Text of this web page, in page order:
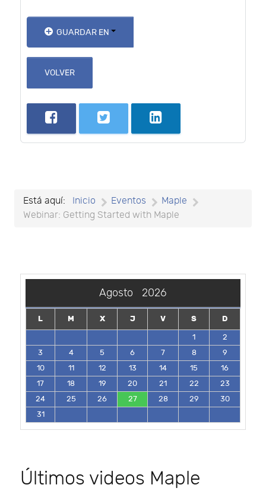
GUARDAR EN
VOLVER
Está aquí: Inicio Eventos
Maple
Webinar: Getting Started with Maple
Agosto 2026
L M X J V S
D
1
2
3
4 5 6 7 8
9
10
11 12 13 14 15
16
17
18 19 20 21 22
23
24
25 26 27 28 29
30
31
Últimos videos Maple